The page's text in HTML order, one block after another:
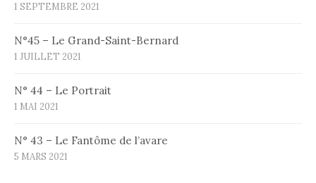
1 SEPTEMBRE 2021
N°45 – Le Grand-Saint-Bernard
1 JUILLET 2021
N° 44 – Le Portrait
1 MAI 2021
N° 43 – Le Fantôme de l’avare
5 MARS 2021